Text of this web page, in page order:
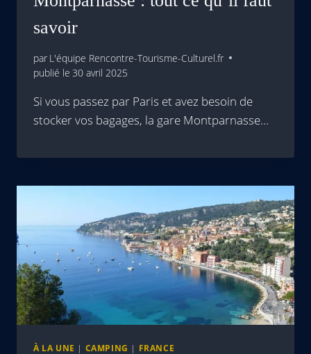
savoir
par L'équipe Rencontre-Tourisme-Culturel.fr
publié le 30 avril 2025
Si vous passez par Paris et avez besoin de
stocker vos bagages, la gare Montparnasse…
À LA UNE | CAMPING | FRANCE